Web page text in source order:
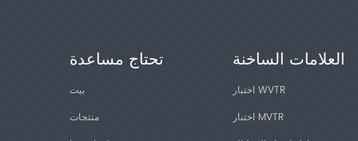
تحتاج مساعدة
بيت
منتجات
العلامات الساخنة
اختبار WVTR
اختبار MVTR